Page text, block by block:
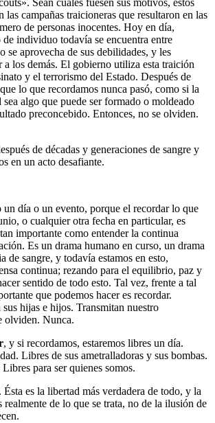
Sean cuales fuesen sus motivos, estos
campañas traicioneras que resultaron en las
de personas inocentes. Hoy en día,
de individuo todavía se encuentra entre
se aprovecha de sus debilidades, y les
a los demás. El gobierno utiliza esta traición
y el terrorismo del Estado. Después de
lo que recordamos nunca pasó, como si la
algo que puede ser formado o moldeado
preconcebido. Entonces, no se olviden.
de décadas y generaciones de sangre y
en un acto desafiante.
un día o un evento, porque el recordar lo que
o cualquier otra fecha en particular, es
importante como entender la continua
Es un drama humano en curso, un drama
de sangre, y todavía estamos en esto,
continua; rezando para el equilibrio, paz y
sentido de todo esto. Tal vez, frente a tal
que podemos hacer es recordar.
sus hijas e hijos. Transmitan nuestro
olviden. Nunca.
, y si recordamos, estaremos libres un día.
Libres de sus ametralladoras y sus bombas.
para ser quienes somos.
es la libertad más verdadera de todo, y la
realmente de lo que se trata, no de la ilusión de